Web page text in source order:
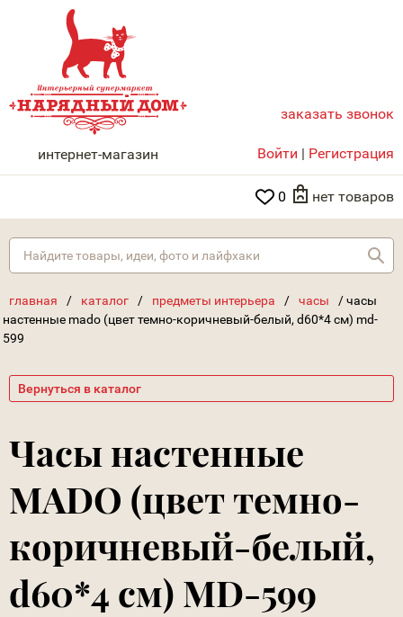
НАРЯДНЫЙ ДОМ
интернет-магазин
заказать звонок
Войти | Регистрация
0 нет товаров
главная / каталог / предметы интерьера / часы /часы
настенные mado (цвет темно-коричневый-белый, d60*4 см) md-
599
Вернуться в каталог
Часы настенные
MADO (цвет темно-
коричневый-белый,
d60*4 см) MD-599